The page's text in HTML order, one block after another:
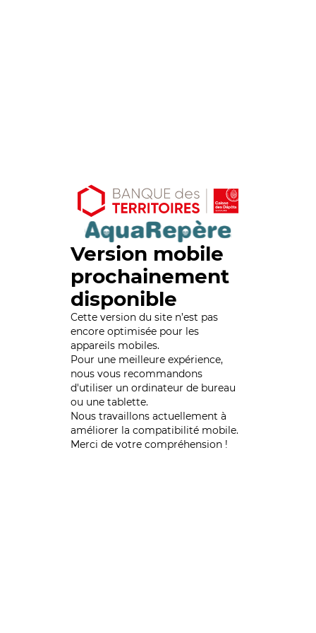
Version mobile
prochainement
disponible
Cette version du site n’est pas
encore optimisée pour les
appareils mobiles.
Pour une meilleure expérience,
nous vous recommandons
d'utiliser un ordinateur de bureau
ou une tablette.
Nous travaillons actuellement à
améliorer la compatibilité mobile.
Merci de votre compréhension !